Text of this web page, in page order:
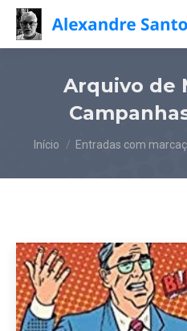
Arquivo de
Você está aqui:
Início Entradas com